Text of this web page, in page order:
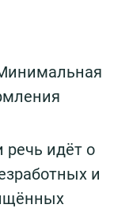
речь идёт о
и